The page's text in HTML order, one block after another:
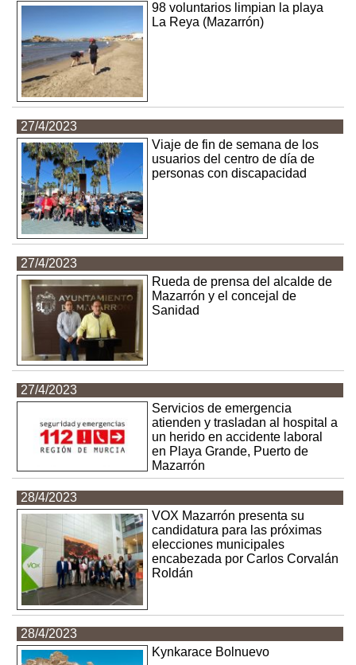
98 voluntarios limpian la playa
La Reya (Mazarrón)
27/4/2023
Viaje de fin de semana de los
usuarios del centro de día de
personas con discapacidad
27/4/2023
Rueda de prensa del alcalde de
Mazarrón y el concejal de
Sanidad
27/4/2023
Servicios de emergencia
atienden y trasladan al hospital a
un herido en accidente laboral
en Playa Grande, Puerto de
Mazarrón
28/4/2023
VOX Mazarrón presenta su
candidatura para las próximas
elecciones municipales
encabezada por Carlos Corvalán
Roldán
28/4/2023
Kynkarace Bolnuevo